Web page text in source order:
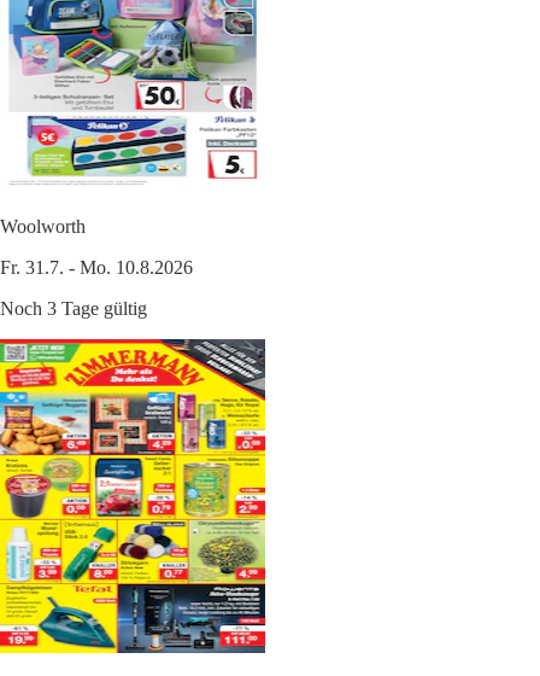
Woolworth
Fr. 31.7. - Mo. 10.8.2026
Noch 3 Tage gültig